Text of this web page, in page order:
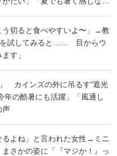
う切ると食べやすいよ〜」→教
を試してみると…… 目からウ
す」
カインズの外に吊るす“遮光
の酷暑にも活躍」「風通し
声
るよね」と言われた女性→ミニ
かの姿に「『マジか！』っ